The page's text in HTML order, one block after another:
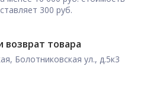
300 руб.
товара
Болотниковская ул., д.5к3